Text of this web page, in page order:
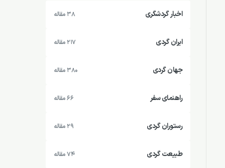
اخبار گردشگری 38 مقاله
ایران گردی 217 مقاله
جهان گردی 380 مقاله
راهنمای سفر 66 مقاله
رستوران گردی 29 مقاله
طبیعت گردی 74 مقاله